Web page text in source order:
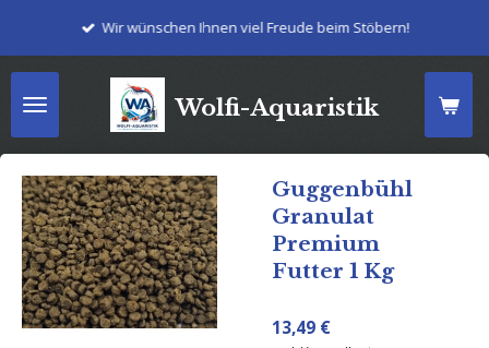
springen
Wolfi-Aquaristik
Wir wünschen Ihnen viel Freude beim Stöbern!
Guggenbühl
Granulat
Premium
Futter 1 Kg
13,49 €